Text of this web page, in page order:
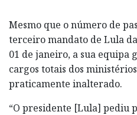
Mesmo que o número de
terceiro mandato de Lula
01 de janeiro, a sua equipa
cargos totais dos
praticamente inalterado.
“O presidente [Lula] pediu